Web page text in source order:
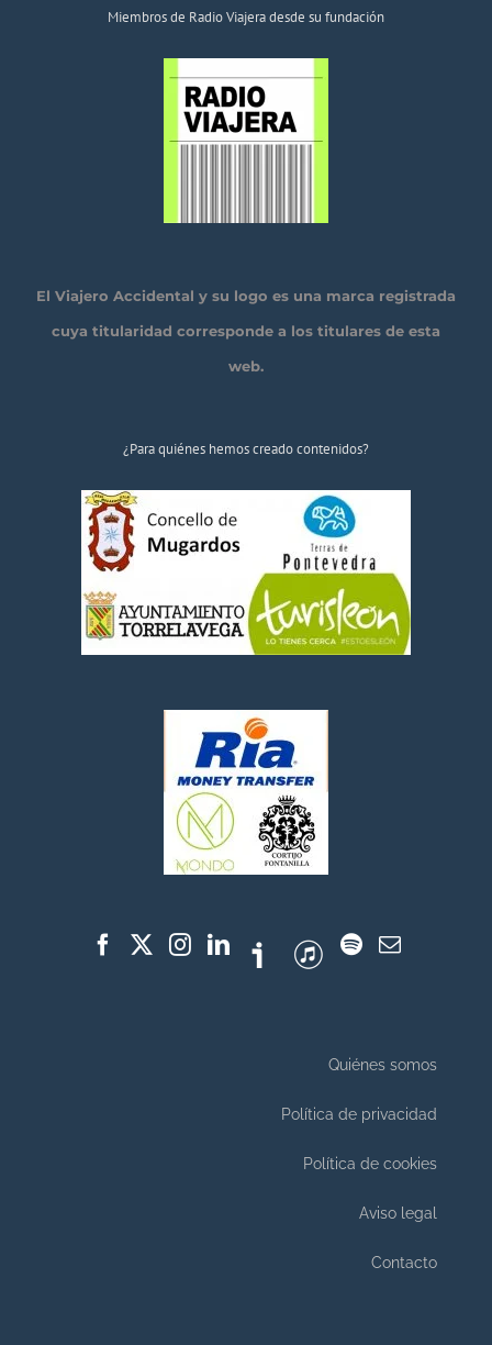
Miembros de Radio Viajera desde su fundación
El Viajero Accidental y su logo es una marca registrada
cuya titularidad corresponde a los titulares de esta
web.
¿Para quiénes hemos creado contenidos?
Quiénes somos
Política de privacidad
Política de cookies
Aviso legal
Contacto